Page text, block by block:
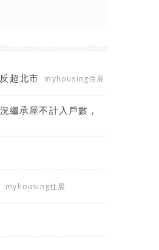
超北市
myhousing住展
繼承屋不計入戶數，
myhousing住展